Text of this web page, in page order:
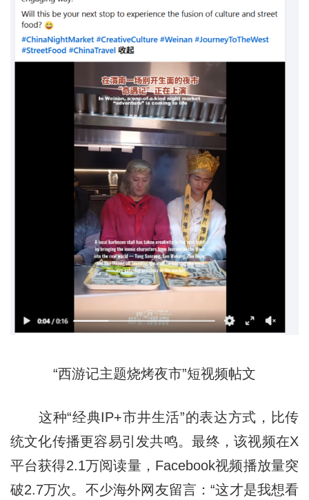
“西游记主题烧烤夜市”短视频帖文
这种“经典IP+市井生活”的表达方式，比传
统文化传播更容易引发共鸣。最终，该视频在X
平台获得2.1万阅读量，Facebook视频播放量突
破2.7万次。不少海外网友留言：“这才是我想看